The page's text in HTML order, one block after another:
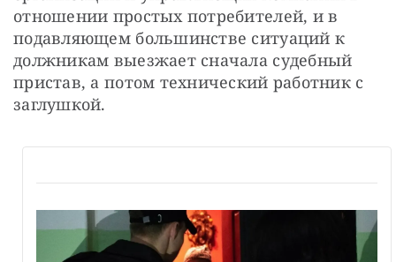
отношении простых потребителей, и в
подавляющем большинстве ситуаций к
должникам выезжает сначала судебный
пристав, а потом технический работник с
заглушкой.